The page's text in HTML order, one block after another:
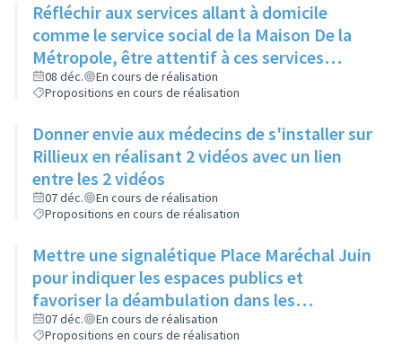
Réfléchir aux services allant à domicile
comme le service social de la Maison De la
Métropole, être attentif à ces services
rendus
08 déc.
En cours de réalisation
Propositions en cours de réalisation
Donner envie aux médecins de s'installer sur
Rillieux en réalisant 2 vidéos avec un lien
entre les 2 vidéos
07 déc.
En cours de réalisation
Propositions en cours de réalisation
Mettre une signalétique Place Maréchal Juin
pour indiquer les espaces publics et
favoriser la déambulation dans les
différents cheminements
07 déc.
En cours de réalisation
Propositions en cours de réalisation